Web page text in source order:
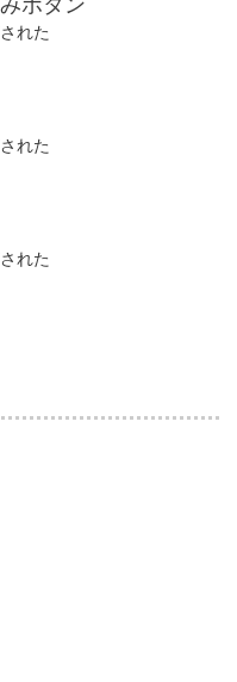
ボタン
れた
れた
れた